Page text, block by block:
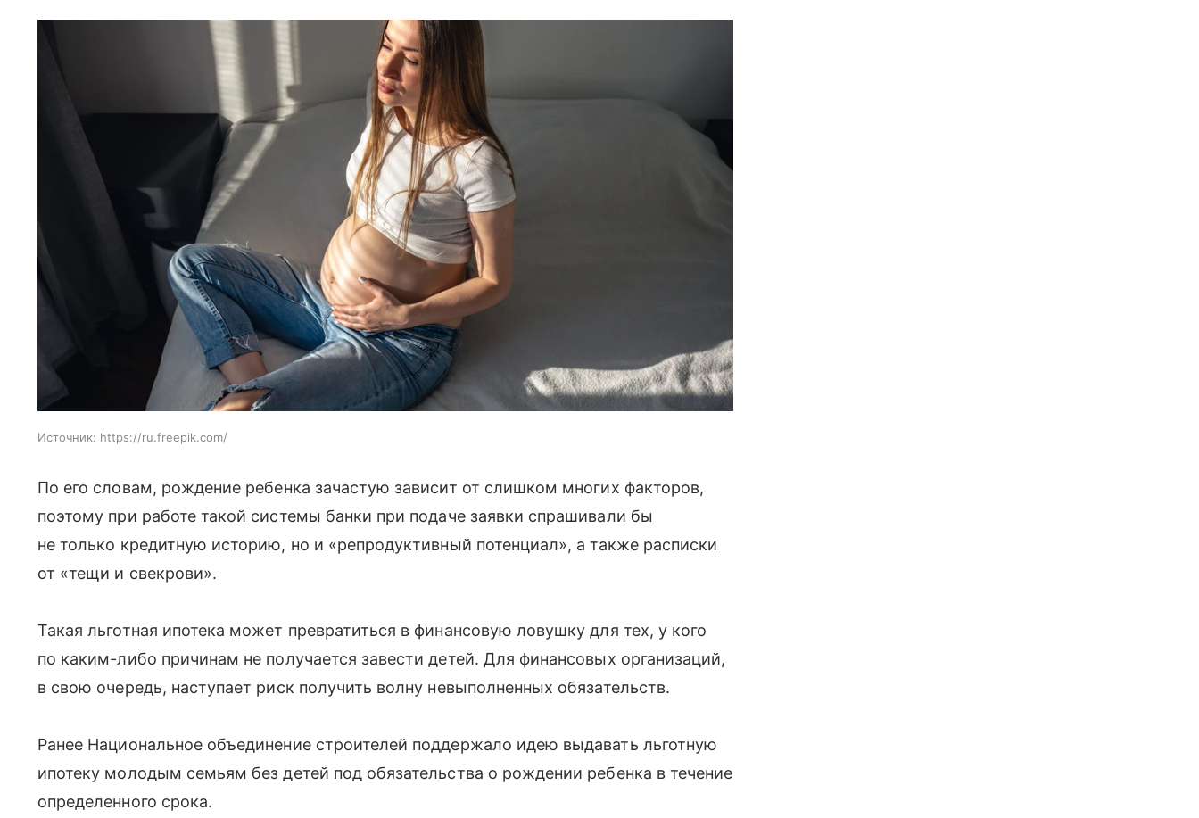
Источник: https://ru.freepik.com/
По его словам, рождение ребенка зачастую зависит от слишком многих факторов,
поэтому при работе такой системы банки при подаче заявки спрашивали бы
не только кредитную историю, но и «репродуктивный потенциал», а также расписки
от «тещи и свекрови».
Такая льготная ипотека может превратиться в финансовую ловушку для тех, у кого
по каким-либо причинам не получается завести детей. Для финансовых организаций,
в свою очередь, наступает риск получить волну невыполненных обязательств.
Ранее Национальное объединение строителей поддержало идею выдавать льготную
ипотеку молодым семьям без детей под обязательства о рождении ребенка в течение
определенного срока.